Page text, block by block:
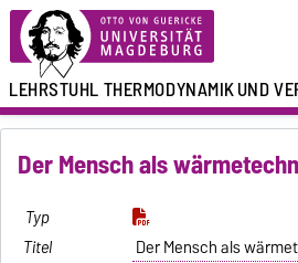
LEHRSTUHLTHERMODYNAMIKUND
Der Mensch als
Der Mensch als